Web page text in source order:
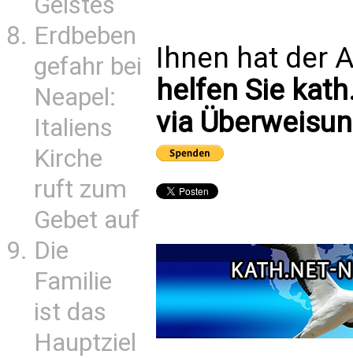
Erdbeben
gefahr bei
Neapel:
Italiens
Kirche
ruft zum
Gebet auf
Die
Familie
ist das
Hauptziel
Ihnen hat der
helfen Sie
via